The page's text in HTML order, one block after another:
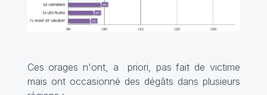
Ces orages n'ont, a priori, pas fait de victime
mais ont occasionné des dégâts dans plusieurs